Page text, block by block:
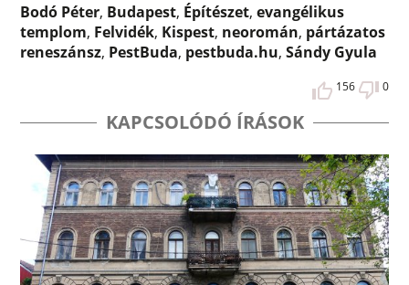
Bodó Péter, Budapest, Építészet,evangélikus
templom, Felvidék, Kispest, neoromán, pártázatos
reneszánsz, PestBuda, pestbuda.hu,Sándy Gyula
156 0
KAPCSOLÓDÓ ÍRÁSOK